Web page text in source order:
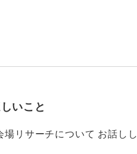
いこと
リサーチについて お話しし